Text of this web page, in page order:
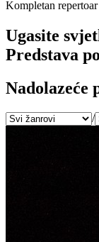
Kompletan
Ugasite
Predstava
Nadolazeće
/